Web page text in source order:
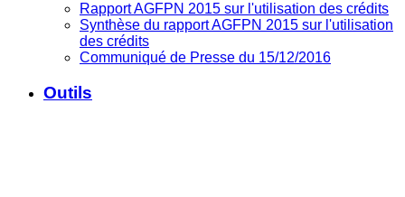
Rapport AGFPN 2015 sur l'utilisation des crédits
Synthèse du rapport AGFPN 2015 sur l'utilisation
des crédits
Communiqué de Presse du 15/12/2016
Outils